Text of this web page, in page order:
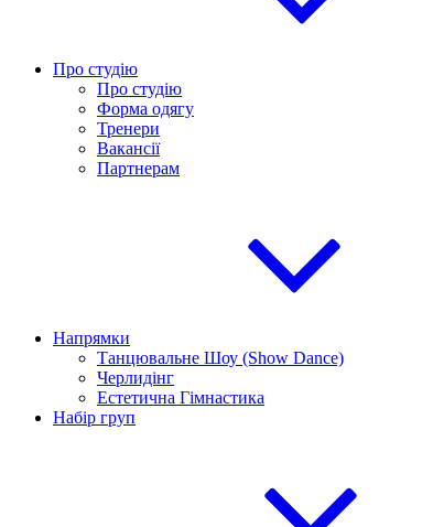
Про студію
Про студію
Форма одягу
Тренери
Вакансії
Партнерам
Напрямки
Танцювальне Шоу (Show Dance)
Черлидінг
Естетична Гімнастика
Набір груп